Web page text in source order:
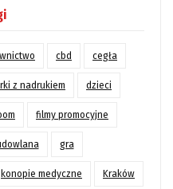
cbd cegła
z nadrukiem dzieci
filmy promocyjne
gra
konopie medyczne Kraków